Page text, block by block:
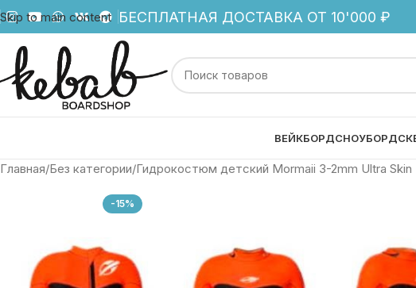
Skip to main content БЕСПЛАТНАЯ ДОСТАВКА ОТ 10'000 ₽
ВЕЙКБОРДСНОУБОРД
Главная Без категории Гидрокостюм детский Mormaii 3-2mm Ultra Skin
-15%